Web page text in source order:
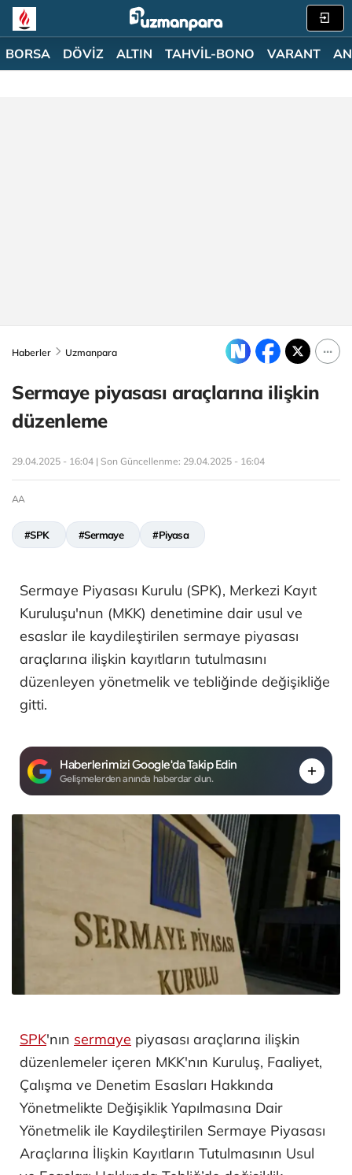
BORSA DÖVİZ ALTIN TAHVİL-BONO VARANT
Haberler Uzmanpara
Sermaye piyasası araçlarına ilişkin
düzenleme
29.04.2025 - 16:04 | Son Güncellenme: 29.04.2025 - 16:04
AA
#SPK #Sermaye #Piyasa
Sermaye Piyasası Kurulu (SPK), Merkezi Kayıt
Kuruluşu'nun (MKK) denetimine dair usul ve
esaslar ile kaydileştirilen sermaye piyasası
araçlarına ilişkin kayıtların tutulmasını
düzenleyen yönetmelik ve tebliğinde değişikliğe
gitti.
Haberlerimizi Google'da Takip Edin
Gelişmelerden anında haberdar olun.
SPK'nın sermaye piyasası araçlarına ilişkin
düzenlemeler içeren MKK'nın Kuruluş, Faaliyet,
Çalışma ve Denetim Esasları Hakkında
Yönetmelikte Değişiklik Yapılmasına Dair
Yönetmelik ile Kaydileştirilen Sermaye Piyasası
Araçlarına İlişkin Kayıtların Tutulmasının Usul